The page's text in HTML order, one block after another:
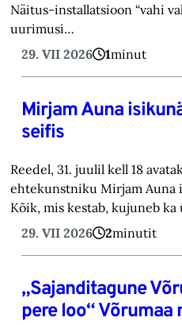
Näitus-installatsioon “vahi
uurimusi…
29. VII 2026
1minut
Mirjam Auna
seifis
Reedel, 31. juulil kell 18
ehtekunstniku Mirjam Auna
Kõik, mis kestab, kujuneb
29. VII 2026
2minutit
„Sajanditagune
pere loo“ Võrumaa